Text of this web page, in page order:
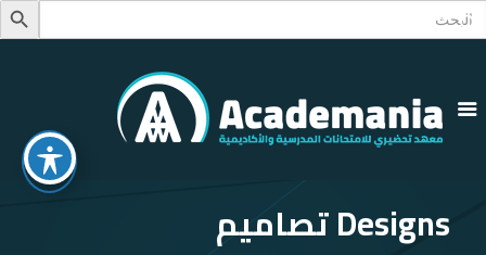
Search
for:
Search Button
Designs تصاميم